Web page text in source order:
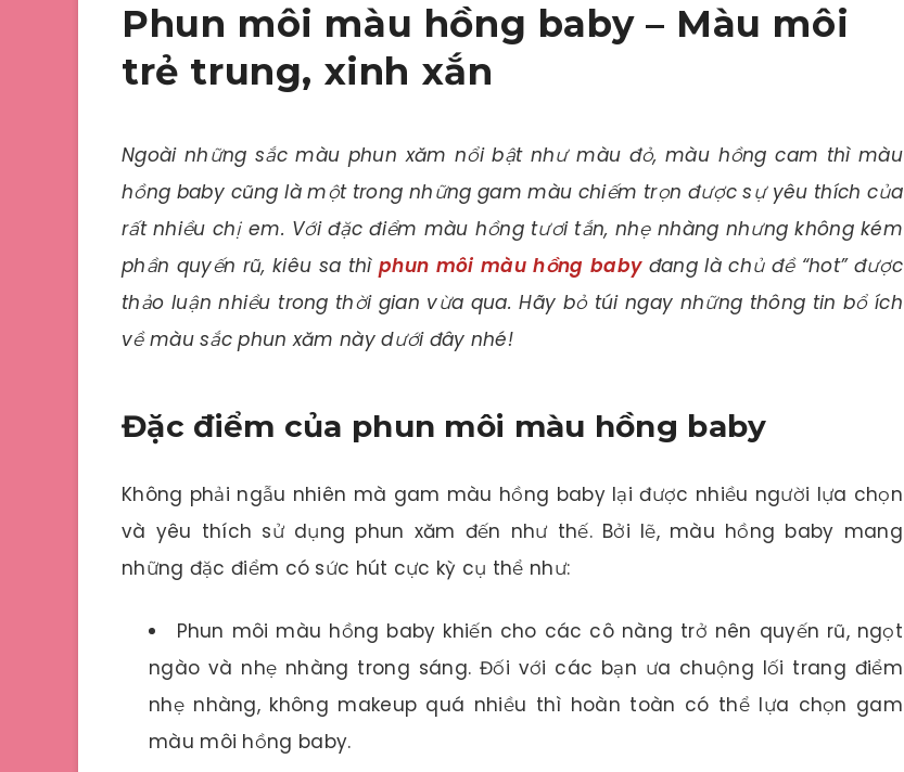
Phun môi màu hồng baby – Màu môi
trẻ trung, xinh xắn
Ngoài những sắc màu phun xăm nổi bật như màu đỏ, màu hồng cam thì màu
hồng baby cũng là một trong những gam màu chiếm trọn được sự yêu thích của
rất nhiều chị em. Với đặc điểm màu hồng tươi tắn, nhẹ nhàng nhưng không kém
phần quyến rũ, kiêu sa thìphun môi màu hồng babyđang là chủ đề “hot” được
thảo luận nhiều trong thời gian vừa qua. Hãy bỏ túi ngay những thông tin bổ ích
về màu sắc phun xăm này dưới đây nhé!
Đặc điểm của phun môi màu hồng baby
Không phải ngẫu nhiên mà gam màu hồng baby lại được nhiều người lựa chọn
và yêu thích sử dụng phun xăm đến như thế. Bởi lẽ, màu hồng baby mang
những đặc điểm có sức hút cực kỳ cụ thể như:
Phun môi màu hồng baby khiến cho các cô nàng trở nên quyến rũ, ngọt
ngào và nhẹ nhàng trong sáng. Đối với các bạn ưa chuộng lối trang điểm
nhẹ nhàng, không makeup quá nhiều thì hoàn toàn có thể lựa chọn gam
màu môi hồng baby.